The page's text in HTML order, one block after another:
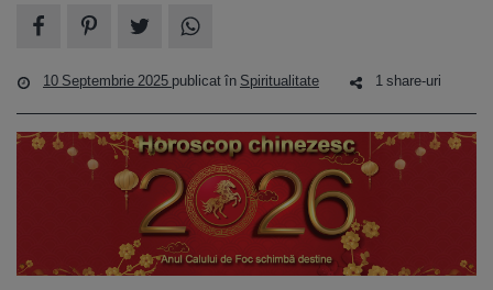
10 Septembrie 2025 publicat în Spiritualitate 1 share-uri